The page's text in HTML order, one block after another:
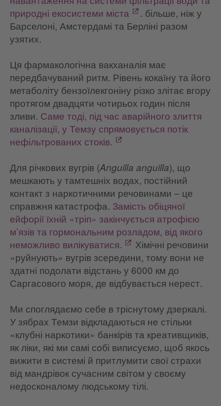
природні екосистеми міста
. більше, ніж у
Барселоні, Амстердамі та Берліні разом
узятих.
Ця фармакологічна вакханалія має
передбачуваний ритм. Рівень кокаїну та його
метаболіту бензоїлекгоніну різко злітає вгору
протягом двадцяти чотирьох годин після
зливи. Саме тоді, під час аварійного злиття
каналізації, у Темзу спрямовується потік
нефільтрованих стоків.
Для річкових вугрів (Anguilla anguilla), що
мешкають у тамтешніх водах, постійний
контакт з наркотичними речовинами – це
справжня катастрофа. Замість обіцяної
ейфорії їхній «тріп» закінчується атрофією
м’язів та гормональним розладом, від якого
неможливо вилікуватися.
Хімічні речовини
«руйнують» вугрів зсередини, тому вони не
здатні подолати відстань у 6000 км до
Саргасового моря, де відбувається нерест.
Ми споглядаємо себе в тріснутому дзеркалі.
У зябрах Темзи відкладаються не стільки
«клубні наркотики» банкірів та креативщиків,
як ліки, які ми самі собі виписуємо, щоб якось
вижити в системі й притлумити свої страхи
від мандрівок сучасним світом у своєму
недосконалому людському тілі.